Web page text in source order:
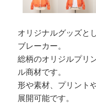
オリジナルグッズと
ブレーカー。
総柄のオリジルプリ
ル商材です。
形や素材、プリント
展開可能です。